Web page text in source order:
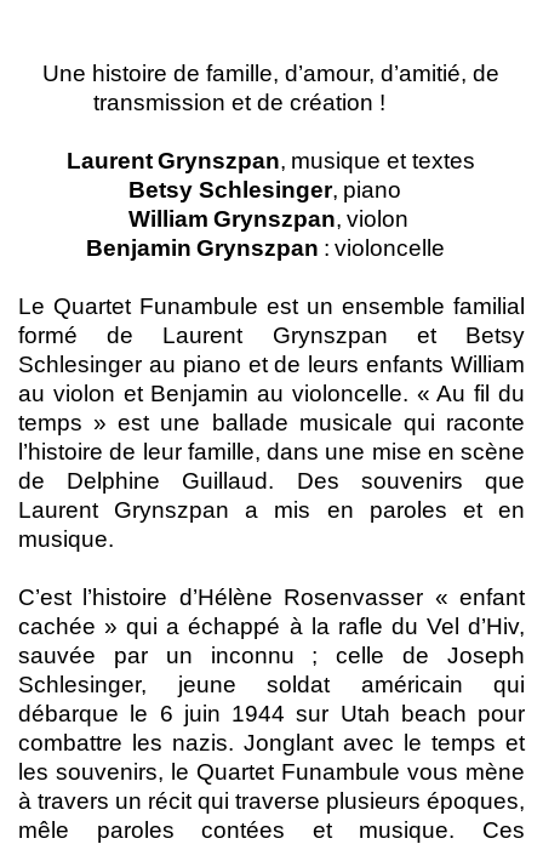
Une histoire de famille, d’amour, d’amitié, de
transmission et de création !
Laurent Grynszpan, musique et textes
Betsy Schlesinger, piano
William Grynszpan, violon
Benjamin Grynszpan : violoncelle
Le Quartet Funambule est un ensemble familial
formé de Laurent Grynszpan et Betsy
Schlesinger au piano et de leurs enfants William
au violon et Benjamin au violoncelle. « Au fil du
temps » est une ballade musicale qui raconte
l’histoire de leur famille, dans une mise en scène
de Delphine Guillaud. Des souvenirs que
Laurent Grynszpan a mis en paroles et en
musique.
C’est l’histoire d’Hélène Rosenvasser « enfant
cachée » qui a échappé à la rafle du Vel d’Hiv,
sauvée par un inconnu ; celle de Joseph
Schlesinger, jeune soldat américain qui
débarque le 6 juin 1944 sur Utah beach pour
combattre les nazis. Jonglant avec le temps et
les souvenirs, le Quartet Funambule vous mène
à travers un récit qui traverse plusieurs époques,
mêle paroles contées et musique. Ces